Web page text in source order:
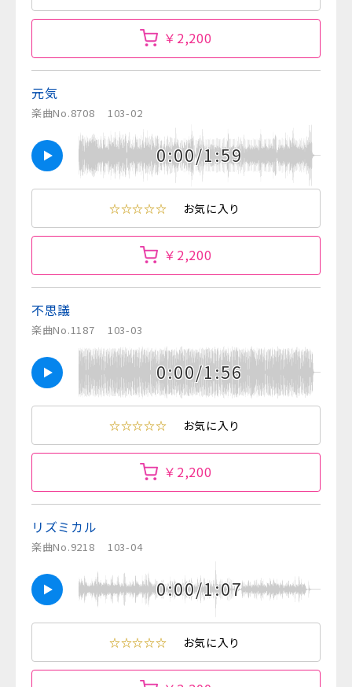
￥2,200
元気
楽曲No.8708 103-02
0:00/1:59
☆☆☆☆☆ お気に入り
￥2,200
不思議
楽曲No.1187 103-03
0:00/1:56
☆☆☆☆☆ お気に入り
￥2,200
リズミカル
楽曲No.9218 103-04
0:00/1:07
☆☆☆☆☆ お気に入り